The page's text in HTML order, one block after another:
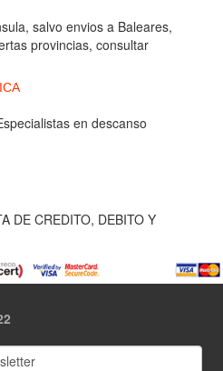
salvo envios a Baleares,
provincias, consultar
en descanso
DE CREDITO, DEBITO Y